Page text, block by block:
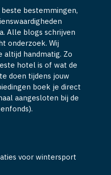
bestemmingen,
Alle blogs schrijven
onderzoek. Wij
handmatig. Zo
hotel is of wat de
doen tijdens jouw
boek je direct
aangesloten bij de
voor wintersport